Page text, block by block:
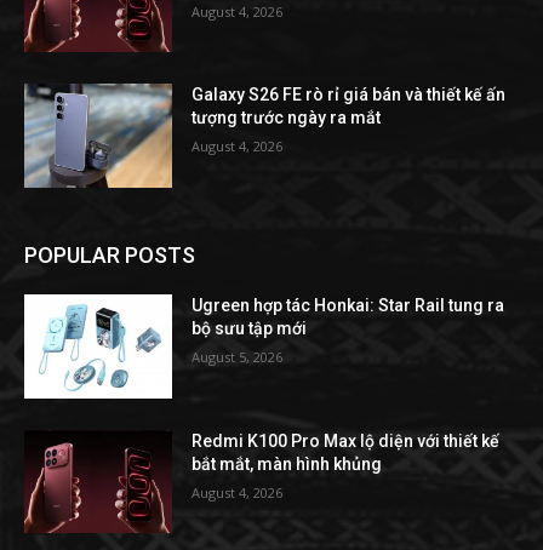
August 4, 2026
Galaxy S26 FE rò rỉ giá bán và thiết kế ấn
tượng trước ngày ra mắt
August 4, 2026
POPULAR POSTS
Ugreen hợp tác Honkai: Star Rail tung ra
bộ sưu tập mới
August 5, 2026
Redmi K100 Pro Max lộ diện với thiết kế
bắt mắt, màn hình khủng
August 4, 2026